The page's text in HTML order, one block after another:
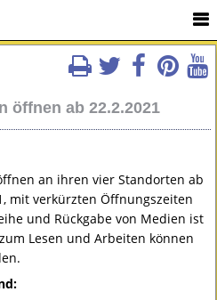
öffnen ab 22.2.2021
an ihren vier Standorten ab
mit verkürzten Öffnungszeiten
und Rückgabe von Medien ist
Lesen und Arbeiten können